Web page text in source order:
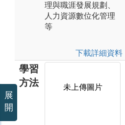
理與職涯發展規劃、
人力資源數位化管理
等
下載詳細資料
學習
方法
未上傳圖片
展
開